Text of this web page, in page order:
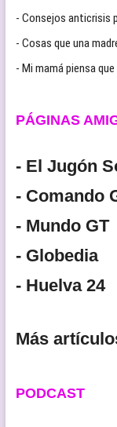
- Consejos anticrisis
- Cosas que una
- Mi mamá piensa
PÁGINAS
- El Jugón
- Comando
- Mundo GT
- Globedia
- Huelva 24
Más
PODCAST